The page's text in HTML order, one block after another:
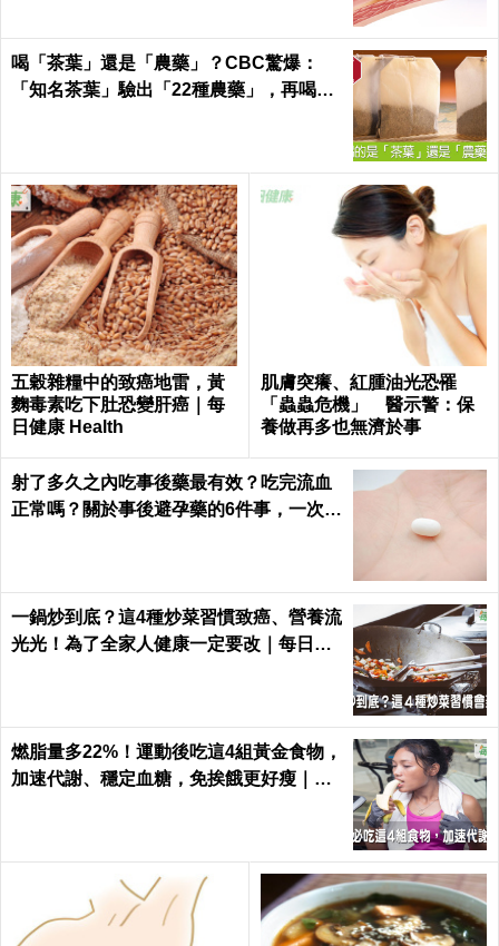
喝「茶葉」還是「農藥」？CBC驚爆：
「知名茶葉」驗出「22種農藥」，再喝癌
五穀雜糧中的致癌地雷，黃
麴毒素吃下肚恐變肝癌｜每
日健康 Health
肌膚突癢、紅腫油光恐罹
「蟲蟲危機」 醫示警：保
養做再多也無濟於事
射了多久之內吃事後藥最有效？吃完流血
正常嗎？關於事後避孕藥的6件事，一次報
一鍋炒到底？這4種炒菜習慣致癌、營養流
光光！為了全家人健康一定要改｜每日健
燃脂量多22%！運動後吃這4組黃金食物，
加速代謝、穩定血糖，免挨餓更好瘦｜每